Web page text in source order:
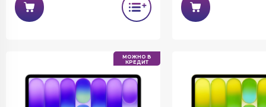
МОЖНО В
КРЕДИТ